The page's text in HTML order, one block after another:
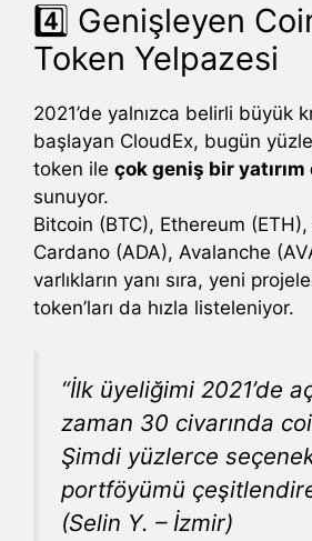
4️⃣ Genişleyen
Token Yelpazesi
2021’de yalnızca belirli büyük
başlayan CloudEx, bugün
token ile çok geniş bir
sunuyor.
Bitcoin (BTC), Ethereum
Cardano (ADA), Avalanche
varlıkların yanı sıra, yeni
token’ları da hızla listeleniyor.
“İlk üyeliğimi 2021’de
zaman 30 civarında
Şimdi yüzlerce
portföyümü
(Selin Y. – İzmir)